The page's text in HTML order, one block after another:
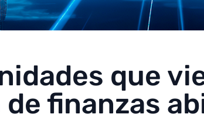
que
finanzas